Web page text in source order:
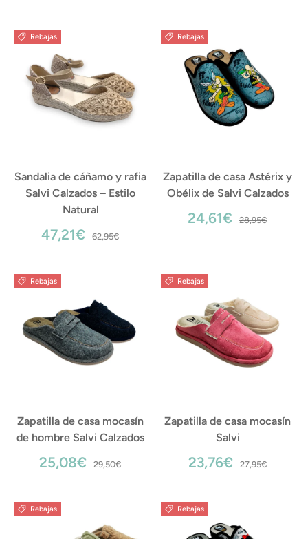
Rebajas
Sandalia de cáñamo y rafia
Salvi Calzados – Estilo
Natural
47,21€ 62,95€
Rebajas
Zapatilla de casa Astérix y
Obélix de Salvi Calzados
24,61€ 28,95€
Rebajas
Zapatilla de casa mocasín
de hombre Salvi Calzados
25,08€ 29,50€
Rebajas
Zapatilla de casa mocasín
Salvi
23,76€ 27,95€
Rebajas Rebajas